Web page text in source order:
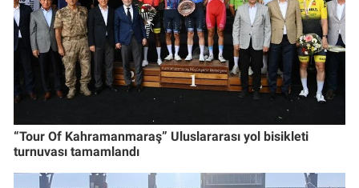
“Tour Of Kahramanmaraş” Uluslararası yol bisikleti
turnuvası tamamlandı